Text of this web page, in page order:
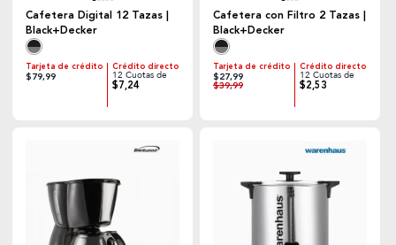
Cafetera Digital 12 Tazas |
Black+Decker
Tarjeta de crédito
$79,99
Crédito directo
12 Cuotas de
$7,24
Cafetera con Filtro 2 Tazas |
Black+Decker
Tarjeta de crédito
$27,99
$39,99
Crédito directo
12 Cuotas de
$2,53